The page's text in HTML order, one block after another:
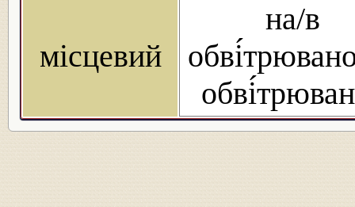
місцевий
на/в